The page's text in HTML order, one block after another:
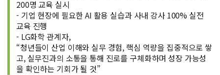
200명 교육 실시
- 기업 현장에 필요한 AI 활용 실습과 사내 강사 100% 실전
교육 진행
- LG화학 관계자,
“청년들이 산업 이해와 실무 경험, 핵심 역량을 집중적으로 쌓
고, 실무진과의 소통을 통해 진로를 구체화하며 성장 가능성
을 확인하는 기회가 될 것”